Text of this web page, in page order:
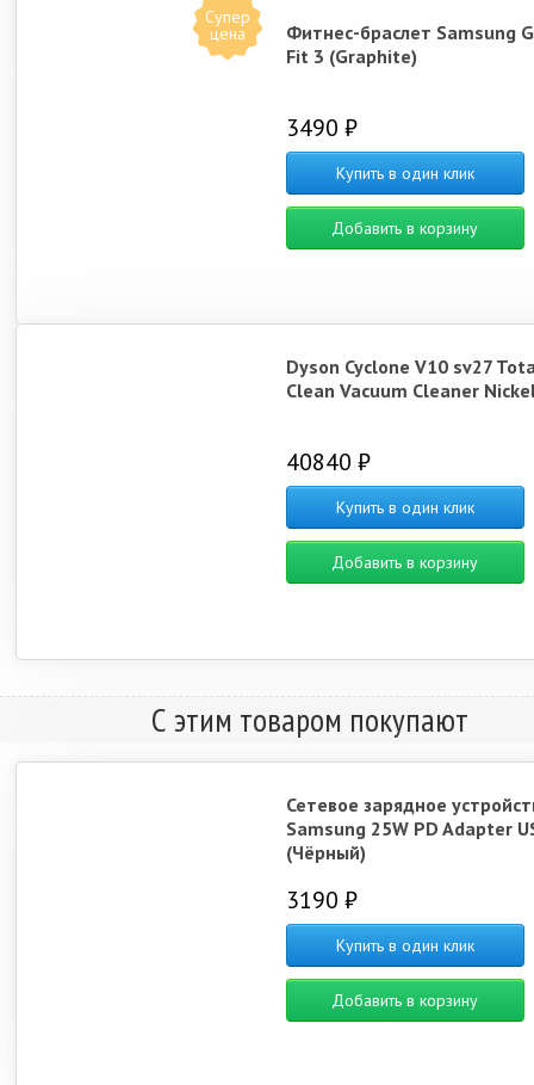
Супер
цена
Фитнес-браслет Samsung
Fit 3 (Graphite)
3490 ₽
Купить в один клик
Добавить в корзину
Dyson Cyclone V10 sv27
Clean Vacuum Cleaner
40840 ₽
Купить в один клик
Добавить в корзину
С этим товаром покупают
Сетевое зарядное
Samsung 25W PD Adapter
(Чёрный)
3190 ₽
Купить в один клик
Добавить в корзину